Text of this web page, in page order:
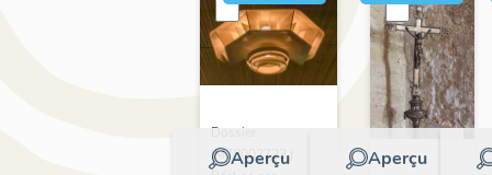
Aperçu
Dossier
IM78002723 |
Aperçu